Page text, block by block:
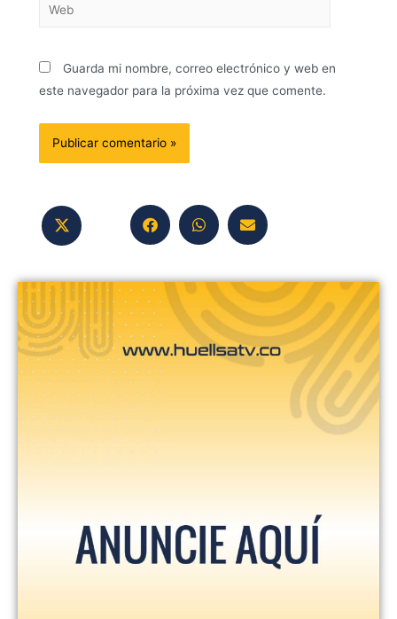
Guarda mi nombre, correo electrónico y web en
este navegador para la próxima vez que comente.